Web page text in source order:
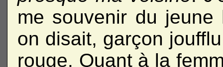
me souvenir du jeune
on disait, garçon
rouge. Quant à la